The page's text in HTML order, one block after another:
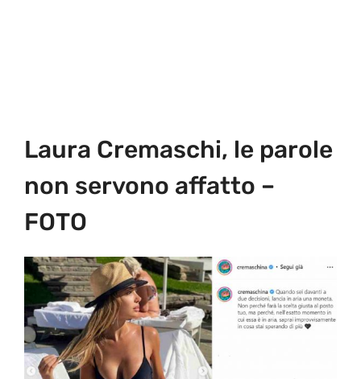
Laura Cremaschi, le parole
non servono affatto –
FOTO